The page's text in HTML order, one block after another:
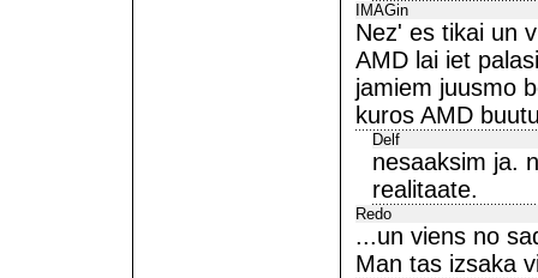
IMAGin
Nez' es tikai un
AMD lai iet
jamiem juusmo
kuros AMD
Delf
nesaaksim ja.
realitaate.
Redo
...un viens no
Man tas izsaka